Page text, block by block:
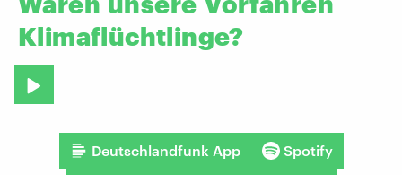
Klimaflüchtlinge?
Deutschlandfunk App Spotify